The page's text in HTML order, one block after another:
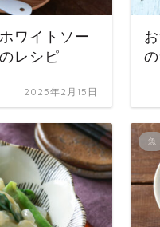
ワイトソー
レシピ
2025年2月15日
魚